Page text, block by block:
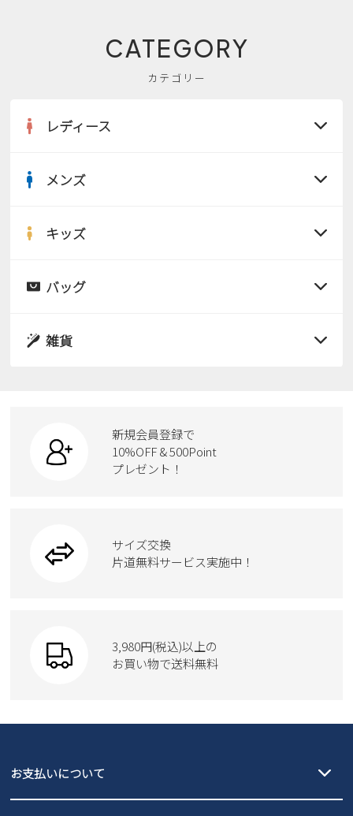
CATEGORY
カテゴリー
レディース
サンダル
スニーカー
カジュアルシューズ
ワークシューズ
ウェア
moz
メンズ
サンダル
ローファー
ブーツ
Parade
GAP
キッズ
サンダル
スクール
new balance
瞬足
バッグ
ボディバッグ
ハンドバッグ
トートバッグ
雑貨
ケア用品
新規会員登録で
10%OFF & 500Point
プレゼント！
サイズ交換
片道無料サービス実施中！
3,980円(税込)以上の
お買い物で送料無料
お支払いについて